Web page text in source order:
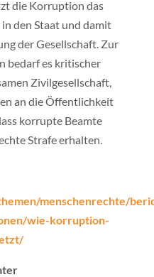
die Korruption das
den Staat und damit
der Gesellschaft. Zur
bedarf es kritischer
Zivilgesellschaft,
an die Öffentlichkeit
korrupte Beamte
Strafe erhalten.
menschenrechte/
wie-korruption-